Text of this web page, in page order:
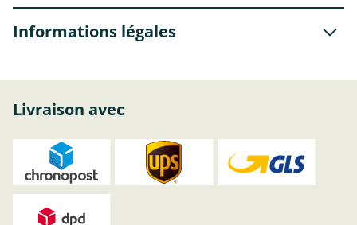
Informations légales
Livraison avec